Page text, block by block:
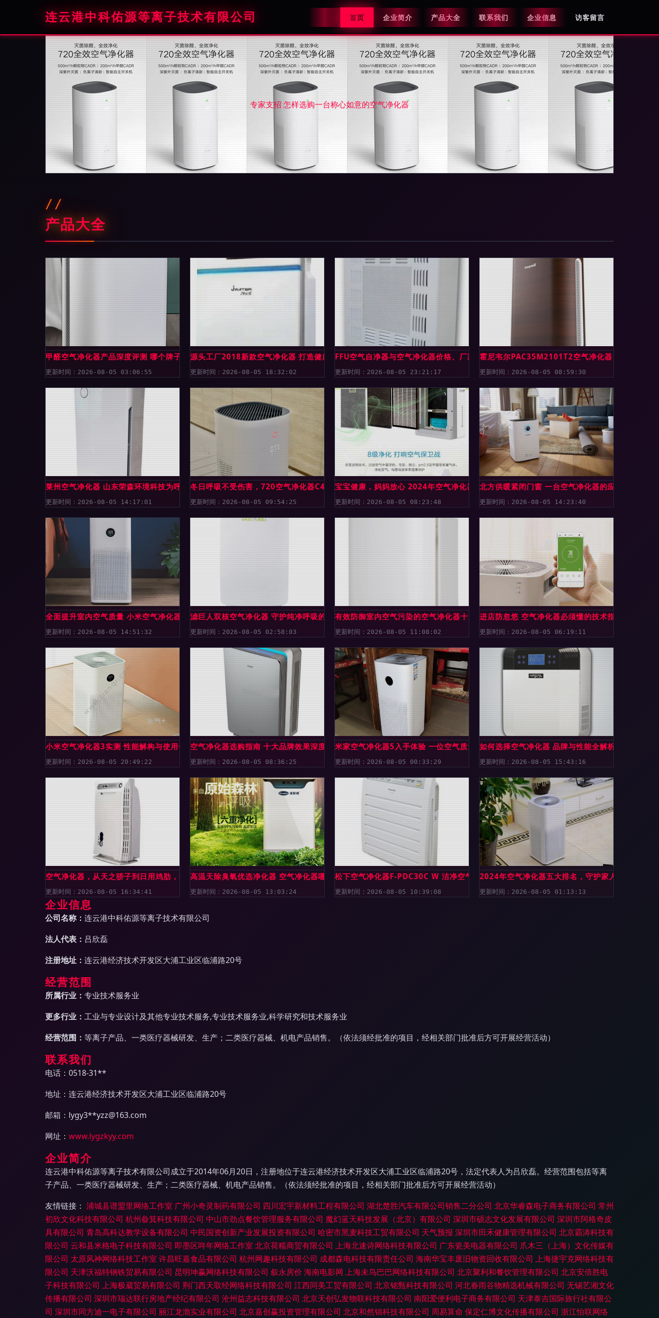
连云港中科佑源等离子技术有限公司 首页 企业简介 产品大全 联系我们 企业信息 访客留言
专家支招 怎样选购一台称心如意的空气净化器
产品大全
甲醛空气净化器产品深度评测 哪个牌子更值得买？
更新时间：2026-08-05 03:06:55
源头工厂2018新款空气净化器 打造健康呼吸新体验
更新时间：2026-08-05 18:32:02
FFU空气自净器与空气净化器价格、厂家及图片详解
更新时间：2026-08-05 23:21:17
霍尼韦尔PAC35M2101T2空气净化器 家居清新的
更新时间：2026-08-05 08:59:30
莱州空气净化器 山东荣森环境科技为呼吸健康保驾护航
更新时间：2026-08-05 14:17:01
冬日呼吸不受伤害，720空气净化器C400还你清新舒适的家
更新时间：2026-08-05 09:54:25
宝宝健康，妈妈放心 2024年空气净化器品牌推荐指南
更新时间：2026-08-05 08:23:48
北方供暖紧闭门窗 一台空气净化器的应对之道
更新时间：2026-08-05 14:23:40
全面提升室内空气质量 小米空气净化器体验与评测
更新时间：2026-08-05 14:51:32
滤巨人双核空气净化器 守护纯净呼吸的科技盔甲
更新时间：2026-08-05 02:58:03
有效防御室内空气污染的空气净化器十大品牌推荐
更新时间：2026-08-05 11:08:02
进店防忽悠 空气净化器必须懂的技术指标
更新时间：2026-08-05 06:19:11
小米空气净化器3实测 性能解构与使用体验全分析
更新时间：2026-08-05 20:49:22
空气净化器选购指南 十大品牌效果深度解析
更新时间：2026-08-05 08:36:25
米家空气净化器5入手体验 一位空气质量治理专家的真实评测
更新时间：2026-08-05 00:33:29
如何选择空气净化器 品牌与性能全解析
更新时间：2026-08-05 15:43:16
空气净化器，从天之骄子到日用鸡肋，我们还要吞多久？
更新时间：2026-08-05 16:34:41
高温天除臭氧优选净化器 空气净化器哪个牌子好？
更新时间：2026-08-05 13:03:24
松下空气净化器F-PDC30C W 洁净空气与家居美学的完美融合
更新时间：2026-08-05 10:39:08
2024年空气净化器五大排名，守护家人呼吸健康的
更新时间：2026-08-05 01:13:13
企业信息
公司名称： 连云港中科佑源等离子技术有限公司
法人代表： 吕欣磊
注册地址： 连云港经济技术开发区大浦工业区临浦路20号
经营范围
所属行业： 专业技术服务业
更多行业： 工业与专业设计及其他专业技术服务,专业技术服务业,科学研究和技术服务业
经营范围： 等离子产品、一类医疗器械研发、生产；二类医疗器械、机电产品销售。（依法须经批准的项目，经相关部门批准后方可开展经营活动）
联系我们
电话：0518-31**
地址：连云港经济技术开发区大浦工业区临浦路20号
邮箱：lygy3**yzz@163.com
网址： www.lygzkyy.com
企业简介
连云港中科佑源等离子技术有限公司成立于2014年06月20日，注册地位于连云港经济技术开发区大浦工业区临浦路20号，法定代表人为吕欣磊。经营范围包括等离
子产品、一类医疗器械研发、生产；二类医疗器械、机电产品销售。（依法须经批准的项目，经相关部门批准后方可开展经营活动）
友情链接： 浦城县谱盟里网络工作室 广州小奇灵制药有限公司 四川宏宇新材料工程有限公司 湖北楚胜汽车有限公司销售二分公司 北京华睿森电子商务有限公司 常州
初欣文化科技有限公司 杭州畚箕科技有限公司 中山市劲点餐饮管理服务有限公司 魔幻蓝天科技发展（北京）有限公司 深圳市硕志文化发展有限公司 深圳市阿格奇皮
具有限公司 青岛高科达教学设备有限公司 中民国资创新产业发展投资有限公司 哈密市黑麦科技工贸有限公司 天气预报 深圳市田禾健康管理有限公司 北京霸涛科技有
限公司 云和县米格电子科技有限公司 即墨区哖年网络工作室 北京荷糯商贸有限公司 上海北速诗网络科技有限公司 广东瓷美电器有限公司 爪木三（上海）文化传媒有
限公司 太原风神网络科技工作室 许昌旺嘉食品有限公司 杭州网趣科技有限公司 成都森电科技有限责任公司 海南华宝丰废旧物资回收有限公司 上海捷宇克网络科技有
限公司 天津沃福特钢铁贸易有限公司 昆明坤赢网络科技有限公司 叙永房价 海南电影网 上海未鸟巴巴网络科技有限公司 北京聚利和餐饮管理有限公司 北京安倍胜电
子科技有限公司 上海极葳贸易有限公司 荆门西天取经网络科技有限公司 江西同美工贸有限公司 北京铭甄科技有限公司 河北春雨谷物精选机械有限公司 无锡艺湘文化
传播有限公司 深圳市瑞达联行房地产经纪有限公司 沧州益志科技有限公司 北京天创弘发物联科技有限公司 南阳爱便利电子商务有限公司 天津泰吉国际旅行社有限公
司 深圳市同方迪一电子有限公司 丽江龙渤实业有限公司 北京嘉创赢投资管理有限公司 北京和然锦科技有限公司 周易算命 保定仁博文化传播有限公司 浙江怡联网络